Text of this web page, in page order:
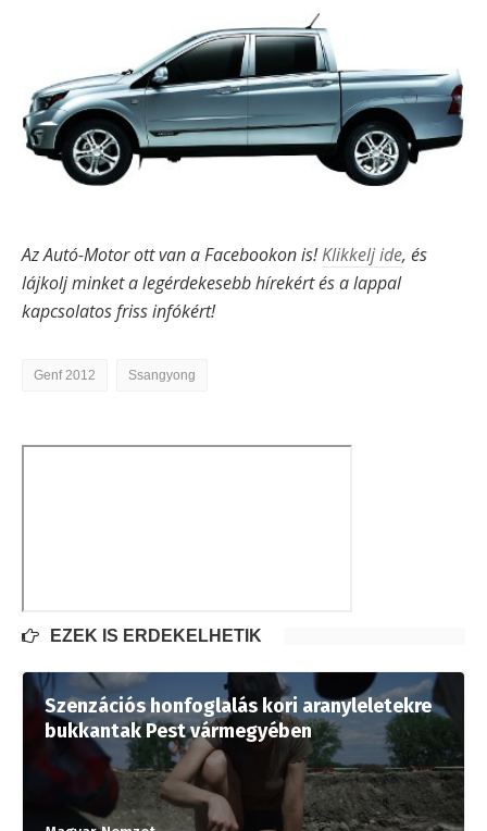
Az Autó-Motor ott van a Facebookon is!Klikkelj ide, és
lájkolj minket a legérdekesebb hírekért és a lappal
kapcsolatos friss infókért!
Genf 2012 Ssangyong
EZEK IS ÉRDEKELHETIK
Szenzációs honfoglalás kori aranyleletekre
bukkantak Pest vármegyében